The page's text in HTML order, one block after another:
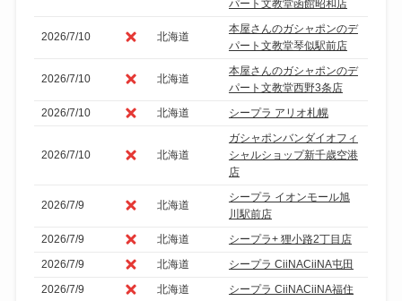
パート文教堂函館昭和店
2026/7/10 北海道
本屋さんのガシャポンのデ
パート文教堂琴似駅前店
2026/7/10 北海道
本屋さんのガシャポンのデ
パート文教堂西野3条店
2026/7/10
北海道 シープラ アリオ札幌
2026/7/10 北海道
ガシャポンバンダイオフィ
シャルショップ新千歳空港
店
2026/7/9 北海道
シープラ イオンモール旭
川駅前店
2026/7/9
北海道
シープラ+ 狸小路2丁目店
2026/7/9
北海道
シープラ CiiNACiiNA屯田
2026/7/9
北海道 シープラ CiiNACiiNA福住